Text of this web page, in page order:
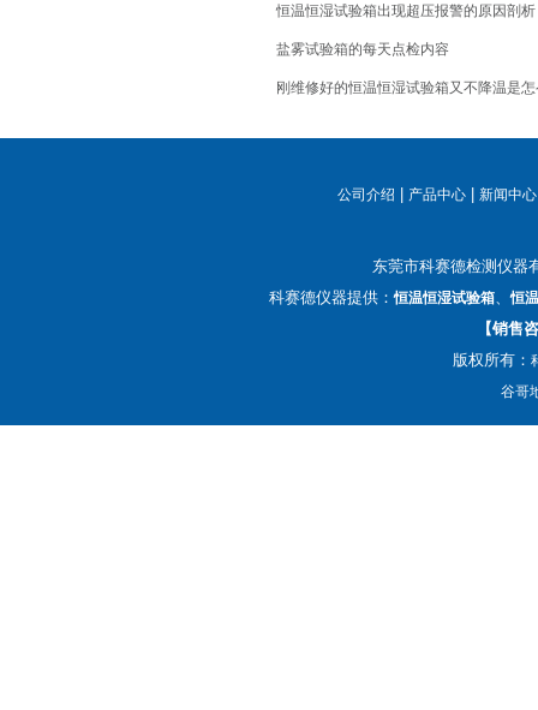
恒温恒湿试验箱出现超压报警的原因剖析
盐雾试验箱的每天点检内容
刚维修好的恒温恒湿试验箱又不降温是
公司介绍 | 产品中心 |新闻中心
东莞市科赛德检测仪
科赛德仪器提供：恒温恒湿试验箱 、恒
【销售
版权所有：
谷哥